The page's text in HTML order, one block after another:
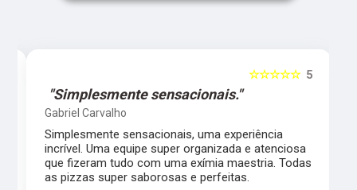
5
☆☆☆☆☆
"Simplesmente sensacionais."
Gabriel Carvalho
Simplesmente sensacionais, uma experiência
incrível. Uma equipe super organizada e atenciosa
que fizeram tudo com uma exímia maestria. Todas
as pizzas super saborosas e perfeitas.